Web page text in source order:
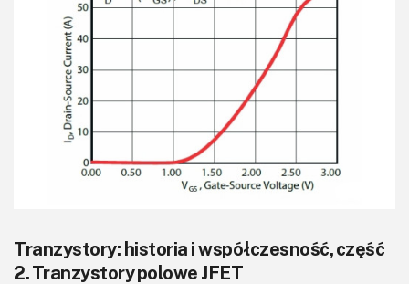
Tranzystory: historia i współczesność, część
2. Tranzystory polowe JFET